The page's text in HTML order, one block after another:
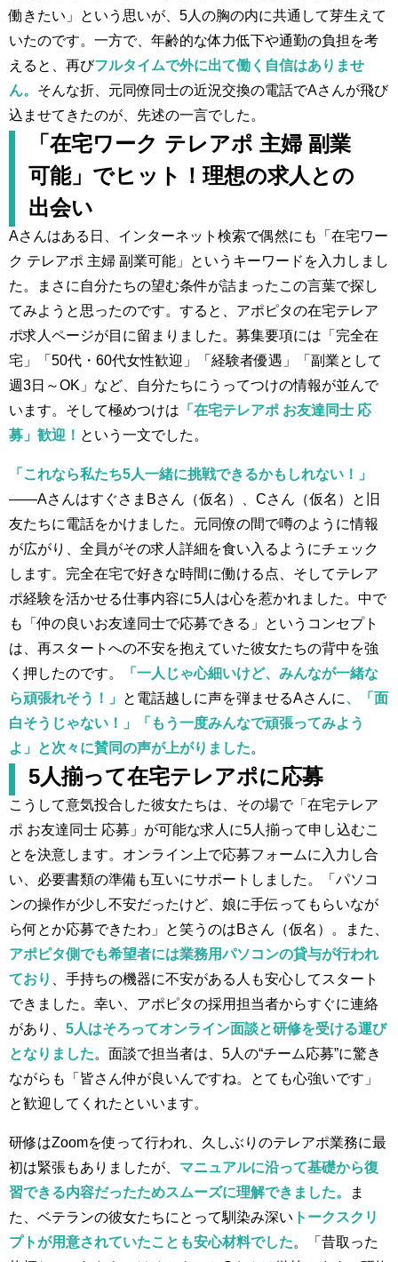
働きたい」という思いが、5人の胸の内に共通して芽生えて
いたのです。一方で、年齢的な体力低下や通勤の負担を考
えると、再びフルタイムで外に出て働く自信はありませ
ん。 そんな折、元同僚同士の近況交換の電話でAさんが飛び
込ませてきたのが、先述の一言でした。
「在宅ワーク テレアポ 主婦 副業
可能」でヒット！理想の求人との
出会い
Aさんはある日、インターネット検索で偶然にも「在宅ワー
ク テレアポ 主婦 副業可能」というキーワードを入力しまし
た。まさに自分たちの望む条件が詰まったこの言葉で探し
てみようと思ったのです。すると、アポピタの在宅テレア
ポ求人ページが目に留まりました。募集要項には「完全在
宅」「50代・60代女性歓迎」「経験者優遇」「副業として
週3日～OK」など、自分たちにうってつけの情報が並んで
います。そして極めつけは 「在宅テレアポ お友達同士 応
募」歓迎！ という一文でした。
「これなら私たち5人一緒に挑戦できるかもしれない！」
——AさんはすぐさまBさん（仮名）、Cさん（仮名）と旧
友たちに電話をかけました。元同僚の間で噂のように情報
が広がり、全員がその求人詳細を食い入るようにチェック
します。完全在宅で好きな時間に働ける点、そしてテレア
ポ経験を活かせる仕事内容に5人は心を惹かれました。中で
も「仲の良いお友達同士で応募できる」というコンセプト
は、再スタートへの不安を抱えていた彼女たちの背中を強
く押したのです。
「一人じゃ心細いけど、みんなが一緒な
ら頑張れそう！」 と電話越しに声を弾ませるAさんに、「面
白そうじゃない！」「もう一度みんなで頑張ってみよう
よ」と次々に賛同の声が上がりました。
5人揃って在宅テレアポに応募
こうして意気投合した彼女たちは、その場で「在宅テレア
ポ お友達同士 応募」が可能な求人に5人揃って申し込むこ
とを決意します。オンライン上で応募フォームに入力し合
い、必要書類の準備も互いにサポートしました。「パソコ
ンの操作が少し不安だったけど、娘に手伝ってもらいなが
ら何とか応募できたわ」と笑うのはBさん（仮名）。また、
アポピタ側でも希望者には業務用パソコンの貸与が行われ
ており
、手持ちの機器に不安がある人も安心してスタート
できました。幸い、アポピタの採用担当者からすぐに連絡
があり、 5人はそろってオンライン面談と研修を受ける運び
となりました。面談で担当者は、5人の“チーム応募”に驚き
ながらも「皆さん仲が良いんですね。とても心強いです」
と歓迎してくれたといいます。
研修はZoomを使って行われ、久しぶりのテレアポ業務に最
初は緊張もありましたが、 マニュアルに沿って基礎から復
習できる内容だったためスムーズに理解できました。
ま
た、ベテランの彼女たちにとって馴染み深い トークスクリ
プトが用意されていたことも安心材料でした。「昔取った